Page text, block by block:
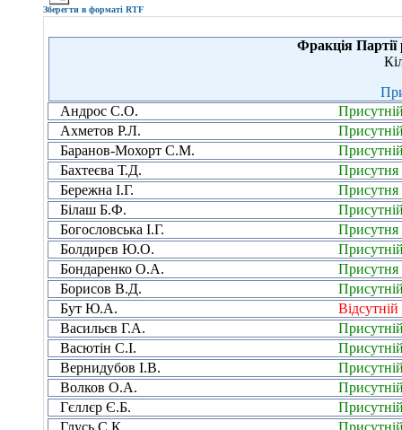
Зберегти в форматі RTF
Фракція Партії
Андрос С.О.
Ахметов Р.Л.
Баранов-Мохорт С.М.
Бахтеєва Т.Д.
Присутня
Бережна І.Г.
Присутня
Білаш Б.Ф.
Богословська І.Г.
Присутня
Болдирєв Ю.О.
Бондаренко О.А.
Присутня
Борисов В.Д.
Бут Ю.А.
Відсутній
Васильєв Г.А.
Васютін С.І.
Вернидубов І.В.
Волков О.А.
Гєллєр Є.Б.